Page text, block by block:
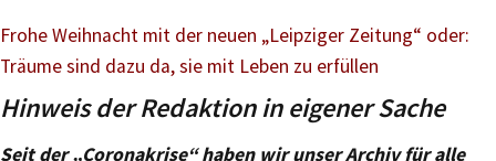
Frohe Weihnacht mit der neuen „Leipziger Zeitung“ oder:
Träume sind dazu da, sie mit Leben zu erfüllen
Hinweis der Redaktion in eigener Sache
Seit der „Coronakrise“ haben wir unser Archiv für alle